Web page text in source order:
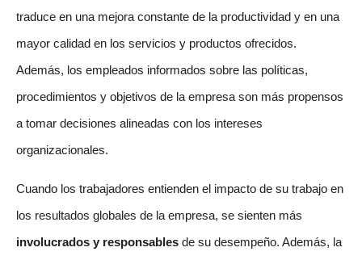
traduce en una mejora constante de la productividad y en una
mayor calidad en los servicios y productos ofrecidos.
Además, los empleados informados sobre las políticas,
procedimientos y objetivos de la empresa son más propensos
a tomar decisiones alineadas con los intereses
organizacionales.
Cuando los trabajadores entienden el impacto de su trabajo en
los resultados globales de la empresa, se sienten más
involucrados y responsables de su desempeño. Además, la